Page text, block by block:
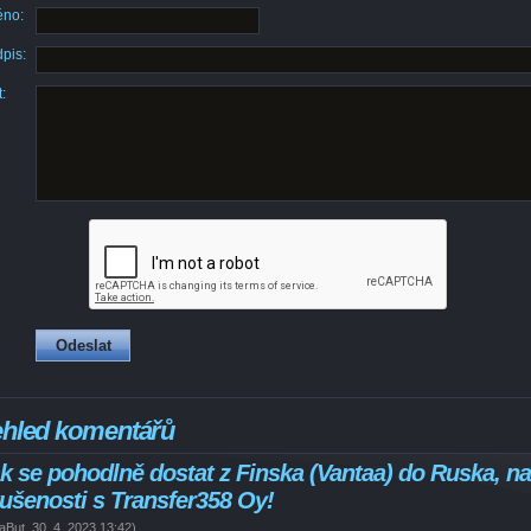
komentářů
se pohodlně dostat z Finska (Vantaa) do Ruska,
s Transfer358 Oy!
30. 4. 2023 13:42)